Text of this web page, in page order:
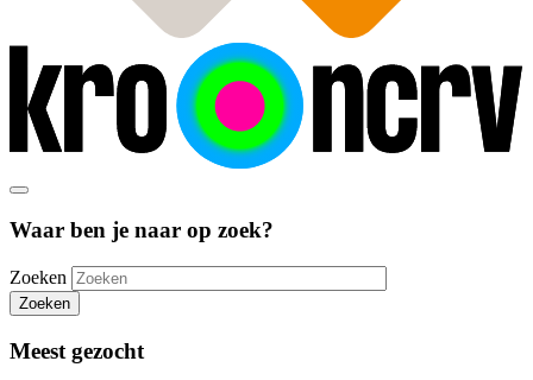
Waar ben je naar op zoek?
Zoeken
Zoeken
Meest gezocht